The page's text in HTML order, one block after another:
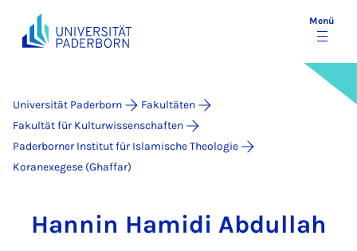
Menü
Universität Paderborn
Fakultäten
Fakultät für Kulturwissenschaften
Paderborner Institut für Islamische Theologie
Koranexegese (Ghaffar)
Hannin Hamidi Abdullah